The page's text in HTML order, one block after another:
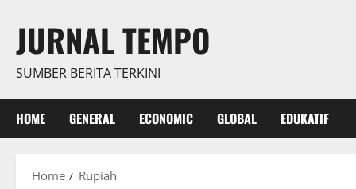
content
JURNAL TEMPO
SUMBER BERITA TERKINI
HOME GENERAL ECONOMIC GLOBAL EDUKATIF
Home Rupiah